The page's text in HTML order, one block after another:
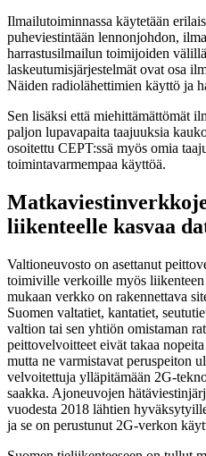
Ilmailutoiminnassa käytetään
puheviestintään lennonjohdon,
harrastusilmailun toimijoiden
laskeutumisjärjestelmät ovat osa
Näiden radiolähettimien käyttö ja
Sen lisäksi että miehittämättömät
paljon lupavapaita taajuuksia
osoitettu CEPT:ssä myös omia
toimintavarmempaa käyttöä.
liikenteelle kasvaa
Valtioneuvosto on asettanut
toimiville verkoille myös
mukaan verkko on rakennettava
Suomen valtatiet, kantatiet,
valtion tai sen yhtiön omistaman
peittovelvoitteet eivät takaa
mutta ne varmistavat peruspeiton
velvoitettuja ylläpitämään 2G-
saakka. Ajoneuvojen
vuodesta 2018 lähtien
ja se on perustunut 2G-verkon